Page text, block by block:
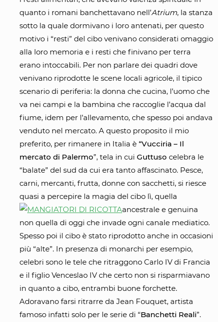
quanto i romani banchettavano nell’Atrium, la stanza
sotto la quale dormivano i loro antenati, per questo
motivo i “resti” del cibo venivano considerati omaggio
alla loro memoria e i resti che finivano per terra
erano intoccabili. Per non parlare dei quadri dove
venivano riprodotte le scene locali agricole, il tipico
scenario di periferia: la donna che cucina, l’uomo che
va nei campi e la bambina che raccoglie l’acqua dal
fiume, idem per l’allevamento, che spesso poi andava
venduto nel mercato. A questo proposito il mio
preferito, per rimanere in Italia è “Vucciria – Il
mercato di Palermo”, tela in cui Guttuso celebra le
“balate” del sud da cui era tanto affascinato. Pesce,
carni, mercanti, frutta, donne con sacchetti, si riesce
quasi a percepire la magia del cibo lì, quella
ancestrale e genuina
non quella di oggi che invade ogni canale mediatico.
Spesso poi il cibo è stato riprodotto anche in occasioni
più “alte”. In presenza di monarchi per esempio,
celebri sono le tele che ritraggono Carlo IV di Francia
e il figlio Venceslao IV che certo non si risparmiavano
in quanto a cibo, entrambi buone forchette.
Adoravano farsi ritrarre da Jean Fouquet, artista
famoso infatti solo per le serie di “Banchetti Reali”.